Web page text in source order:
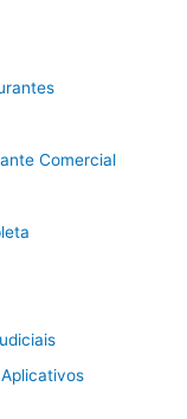
Comercial